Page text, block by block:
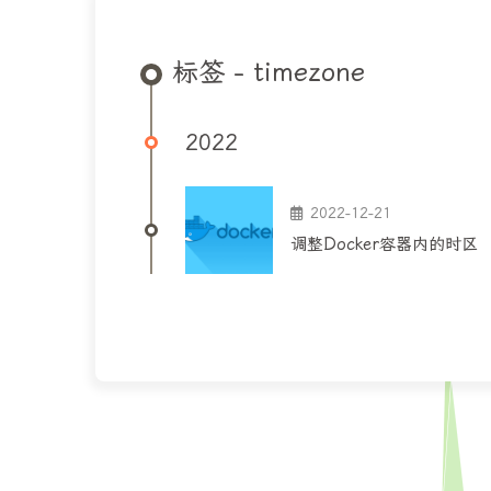
标签 - timezone
2022
2022-12-21
调整Docker容器内的时区